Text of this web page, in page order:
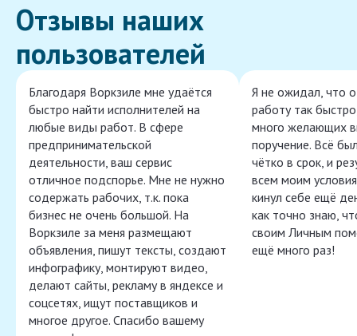
Отзывы наших
пользователей
Благодаря Воркзиле мне удаётся
быстро найти исполнителей на
любые виды работ. В сфере
предпринимательской
деятельности, ваш сервис
отличное подспорье. Мне не нужно
содержать рабочих, т.к. пока
бизнес не очень большой. На
Воркзиле за меня размещают
объявления, пишут тексты, создают
инфографику, монтируют видео,
делают сайты, рекламу в яндексе и
соцсетях, ищут поставщиков и
многое другое. Спасибо вашему
Я не ожидал, что
работу так
много желающих
поручение. Всё
чётко в срок, и
всем моим
кинул себе ещё
как точно знаю,
своим Личным
ещё много раз!